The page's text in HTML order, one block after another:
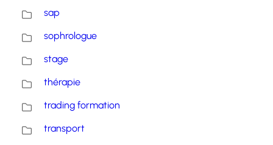
sap
sophrologue
stage
thérapie
trading formation
transport